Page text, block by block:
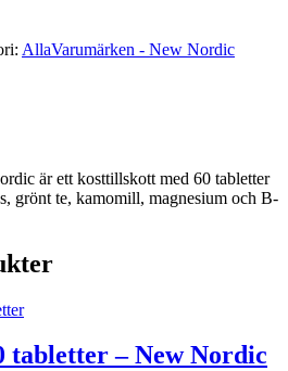
AllaVarumärken - New Nordic
är ett kosttillskott med 60 tabletter
grönt te, kamomill, magnesium och B-
tabletter – New Nordic